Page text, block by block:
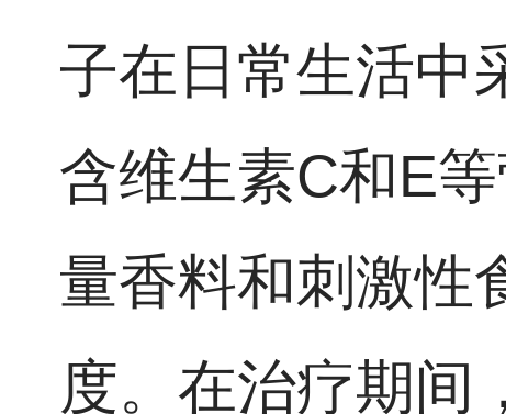
子在日常生活中
含维生素C和E
量香料和刺激性
度。在治疗期间